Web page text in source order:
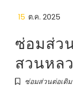
15 ต.ค. 2025
ซ่อมส่ว
สวนหลว
ซ่อมส่วนต่อเติ